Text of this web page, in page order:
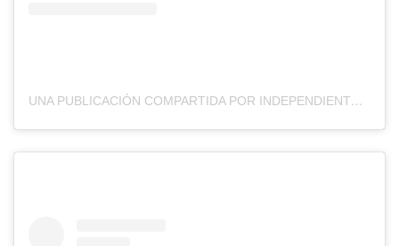
UNA PUBLICACIÓN COMPARTIDA POR INDEPENDIENTE (@CAINDEPENDIENTE)